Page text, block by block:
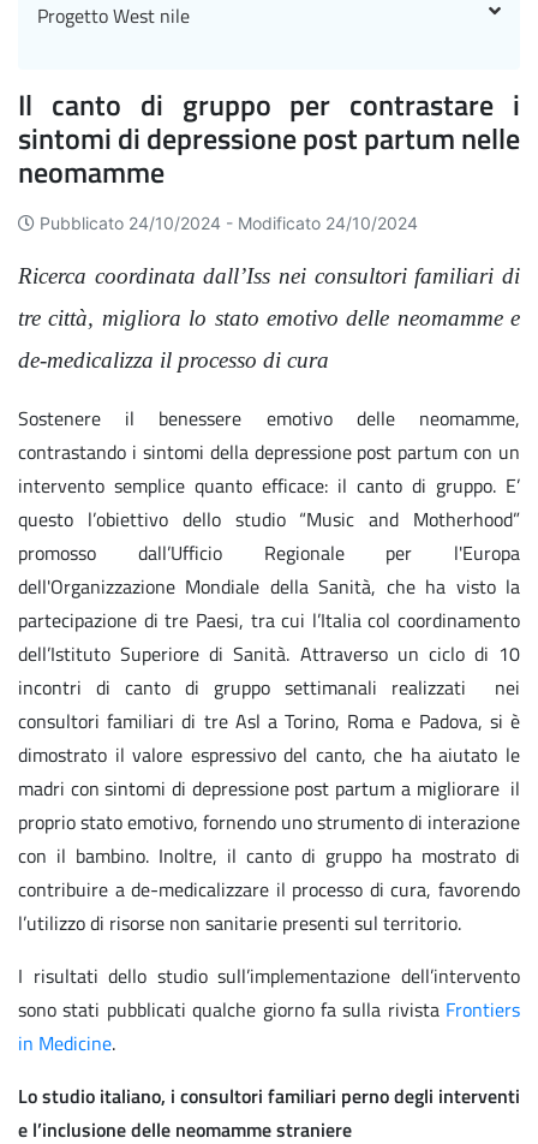
Il canto di gruppo per contrastare i
sintomi di depressione post partum nelle
neomamme
Pubblicato 24/10/2024 - Modificato 24/10/2024
Ricerca coordinata dall’Iss nei consultori familiari di
tre città, migliora lo stato emotivo delle neomamme e
de-medicalizza il processo di cura
Sostenere il benessere emotivo delle neomamme,
contrastando i sintomi della depressione post partum con un
intervento semplice quanto efficace: il canto di gruppo. E’
questo l’obiettivo dello studio “Music and Motherhood”
promosso dall’Ufficio Regionale per l'Europa
dell'Organizzazione Mondiale della Sanità, che ha visto la
partecipazione di tre Paesi, tra cui l’Italia col coordinamento
dell’Istituto Superiore di Sanità. Attraverso un ciclo di 10
incontri di canto di gruppo settimanali realizzati nei
consultori familiari di tre Asl a Torino, Roma e Padova, si è
dimostrato il valore espressivo del canto, che ha aiutato le
madri con sintomi di depressione post partum a migliorare il
proprio stato emotivo, fornendo uno strumento di interazione
con il bambino. Inoltre, il canto di gruppo ha mostrato di
contribuire a de-medicalizzare il processo di cura, favorendo
l’utilizzo di risorse non sanitarie presenti sul territorio.
I risultati dello studio sull’implementazione dell’intervento
sono stati pubblicati qualche giorno fa sulla rivista Frontiers
in Medicine.
Lo studio italiano, i consultori familiari perno degli interventi
e l’inclusione delle neomamme straniere
Progetto West nile